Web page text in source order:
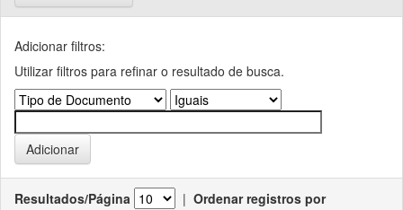
Adicionar filtros:
Utilizar filtros para refinar o resultado de busca.
Resultados/Página | Ordenar registros por